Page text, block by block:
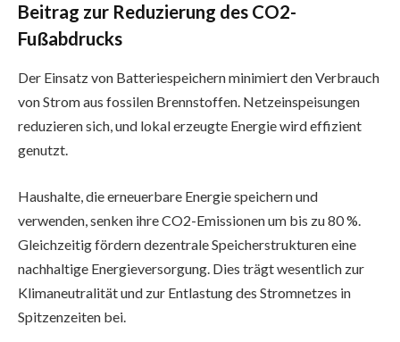
Beitrag zur Reduzierung des CO2-
Fußabdrucks
Der Einsatz von Batteriespeichern minimiert den Verbrauch
von Strom aus fossilen Brennstoffen. Netzeinspeisungen
reduzieren sich, und lokal erzeugte Energie wird effizient
genutzt.
Haushalte, die erneuerbare Energie speichern und
verwenden, senken ihre CO2-Emissionen um bis zu 80 %.
Gleichzeitig fördern dezentrale Speicherstrukturen eine
nachhaltige Energieversorgung. Dies trägt wesentlich zur
Klimaneutralität und zur Entlastung des Stromnetzes in
Spitzenzeiten bei.